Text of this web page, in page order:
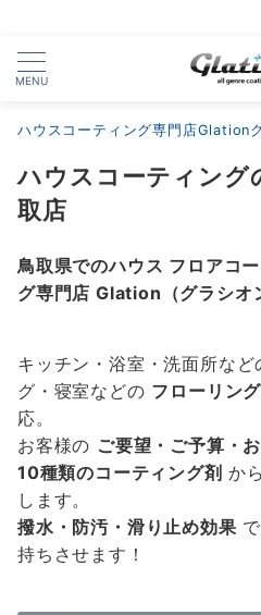
MENU
ハウスコーティング専門店Glation
ハウスコーティン
取店
鳥取県でのハウス フロアコ
グ専門店 Glation（グラシオ
キッチン・浴室・洗面所な
グ・寝室などの フローリング
応。
お客様の ご要望・ご予算・
10種類のコーティング剤 か
します。
撥水・防汚・滑り止め効果
持ちさせます！